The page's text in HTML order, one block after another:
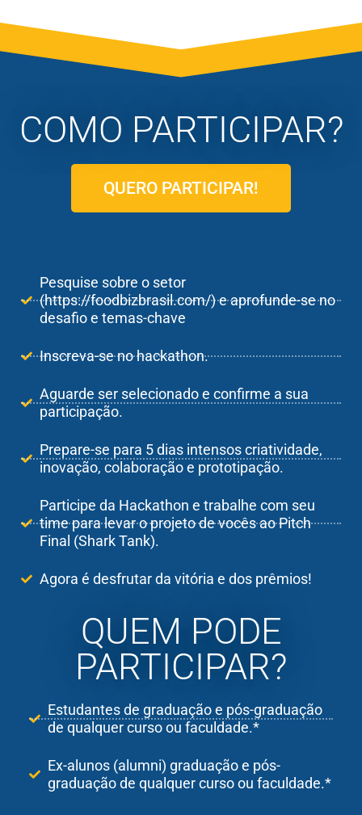
COMO PARTICIPAR?
QUERO PARTICIPAR!
Pesquise sobre o setor
(https://foodbizbrasil.com/) e aprofunde-se no
desafio e temas-chave
Inscreva-se no hackathon.
Aguarde ser selecionado e confirme a sua
participação.
Prepare-se para 5 dias intensos criatividade,
inovação, colaboração e prototipação.
Participe da Hackathon e trabalhe com seu
time para levar o projeto de vocês ao Pitch
Final (Shark Tank).
Agora é desfrutar da vitória e dos prêmios!
QUEM PODE
PARTICIPAR?
Estudantes de graduação e pós-graduação
de qualquer curso ou faculdade.*
Ex-alunos (alumni) graduação e pós-
graduação de qualquer curso ou faculdade.*